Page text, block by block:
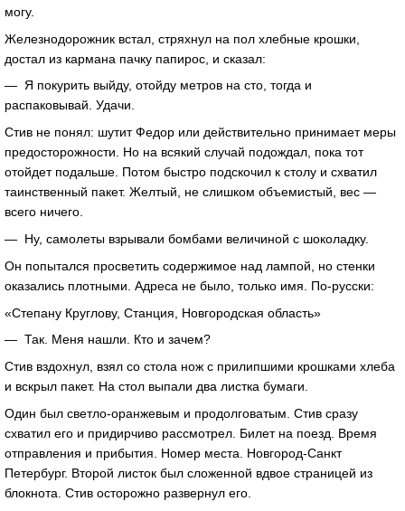
могу.
Железнодорожник встал, стряхнул на пол хлебные крошки,
достал из кармана пачку папирос, и сказал:
— Я покурить выйду, отойду метров на сто, тогда и
распаковывай. Удачи.
Стив не понял: шутит Федор или действительно принимает меры
предосторожности. Но на всякий случай подождал, пока тот
отойдет подальше. Потом быстро подскочил к столу и схватил
таинственный пакет. Желтый, не слишком объемистый, вес —
всего ничего.
— Ну, самолеты взрывали бомбами величиной с шоколадку.
Он попытался просветить содержимое над лампой, но стенки
оказались плотными. Адреса не было, только имя. По-русски:
«Степану Круглову, Станция, Новгородская область»
— Так. Меня нашли. Кто и зачем?
Стив вздохнул, взял со стола нож с прилипшими крошками хлеба
и вскрыл пакет. На стол выпали два листка бумаги.
Один был светло-оранжевым и продолговатым. Стив сразу
схватил его и придирчиво рассмотрел. Билет на поезд. Время
отправления и прибытия. Номер места. Новгород-Санкт
Петербург. Второй листок был сложенной вдвое страницей из
блокнота. Стив осторожно развернул его.